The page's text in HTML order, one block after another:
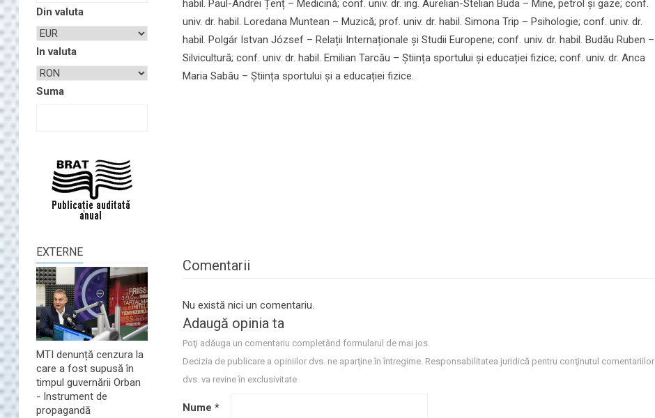
Din valuta
In valuta
Suma
EXTERNE
MTI denunță cenzura la
care a fost supusă în
timpul guvernării Orban
- Instrument de
propagandă
habil. Paul-Andrei Țenț – Medicină; conf. univ. dr. ing. Aurelian-Stelian Buda – Mine, petrol și gaze; conf.
univ. dr. habil. Loredana Muntean – Muzică; prof. univ. dr. habil. Simona Trip – Psihologie; conf. univ. dr.
habil. Polgár Istvan József – Relații Internaționale și Studii Europene; conf. univ. dr. habil. Budău Ruben –
Silvicultură; conf. univ. dr. habil. Emilian Tarcău – Știința sportului și educației fizice; conf. univ. dr. Anca
Maria Sabău – Știința sportului și a educației fizice.
Comentarii
Nu există nici un comentariu.
Adaugă opinia ta
Poţi adăuga un comentariu completând formularul de mai jos.
Decizia de publicare a opiniilor dvs. ne aparţine în întregime. Responsabilitatea juridică pentru conţinutul comentariilor
dvs. va revine în exclusivitate.
Nume *